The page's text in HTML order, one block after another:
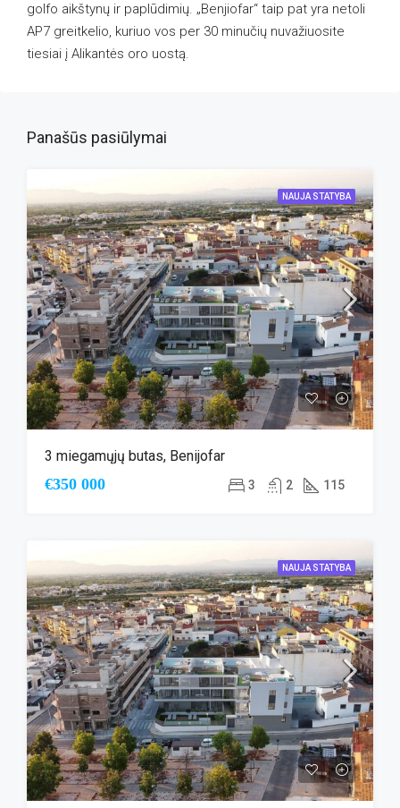
golfo aikštynų ir paplūdimių. „Benjiofar“ taip pat yra netoli
AP7 greitkelio, kuriuo vos per 30 minučių nuvažiuosite
tiesiai į Alikantės oro uostą.
Panašūs pasiūlymai
NAUJA STATYBA
3 miegamųjų butas, Benijofar
€350 000 3 2 115
NAUJA STATYBA